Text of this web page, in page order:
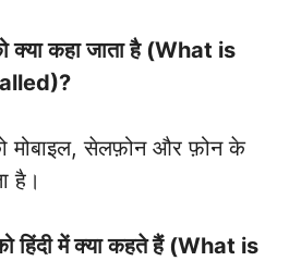
क्या कहा जाता है (What is
मोबाइल, सेलफ़ोन और फ़ोन के
है।
हिंदी में क्या कहते हैं (What is